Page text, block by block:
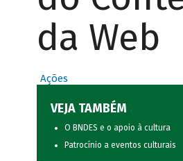
da Web
Ações
VEJA TAMBÉM
O BNDES e o apoio à cultura
Patrocínio a eventos culturais